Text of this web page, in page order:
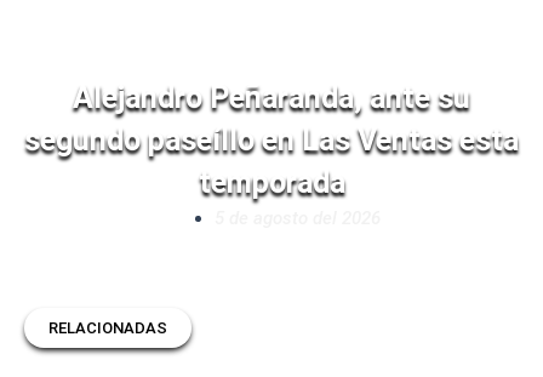
Alejandro Peñaranda, ante su
segundo paseíllo en Las Ventas esta
temporada
RELACIONADAS